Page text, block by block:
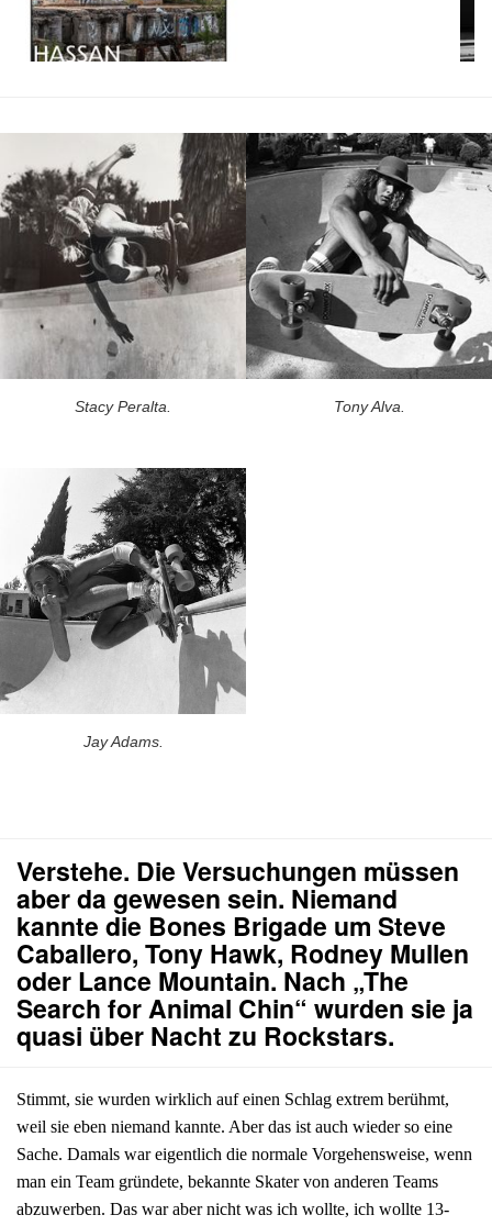
Stacy Peralta. Tony Alva.
Jay Adams.
Verstehe. Die Versuchungen müssen
aber da gewesen sein. Niemand
kannte die Bones Brigade um Steve
Caballero, Tony Hawk, Rodney Mullen
oder Lance Mountain. Nach „The
Search for Animal Chin“ wurden sie ja
quasi über Nacht zu Rockstars.
Stimmt, sie wurden wirklich auf einen Schlag extrem berühmt,
weil sie eben niemand kannte. Aber das ist auch wieder so eine
Sache. Damals war eigentlich die normale Vorgehensweise, wenn
man ein Team gründete, bekannte Skater von anderen Teams
abzuwerben. Das war aber nicht was ich wollte, ich wollte 13-